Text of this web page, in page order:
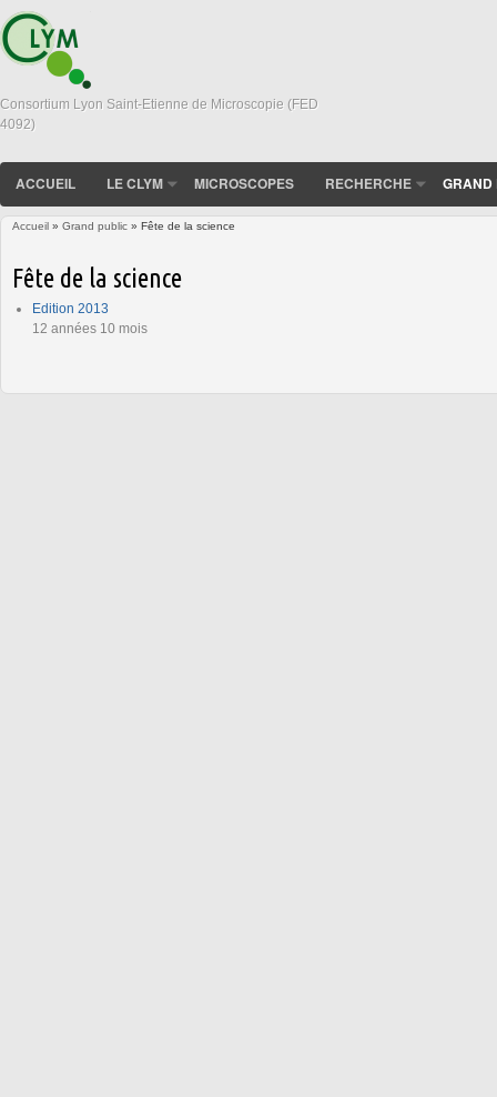
Consortium Lyon Saint-Etienne de Microscopie (FED
4092)
ACCUEIL LE CLYM MICROSCOPES RECHERCHE GRAND
Accueil » Grand public » Fête de la science
Fête de la science
Edition 2013
12 années 10 mois